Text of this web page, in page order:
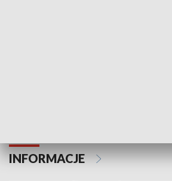
INFORMACJE